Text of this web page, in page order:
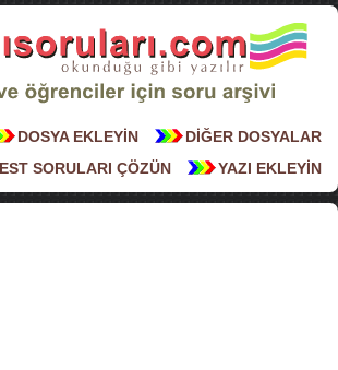
DİĞER DOSYALAR
DOSYA EKLEYİN
YAZI EKLEYİN
SORULARI ÇÖZÜN